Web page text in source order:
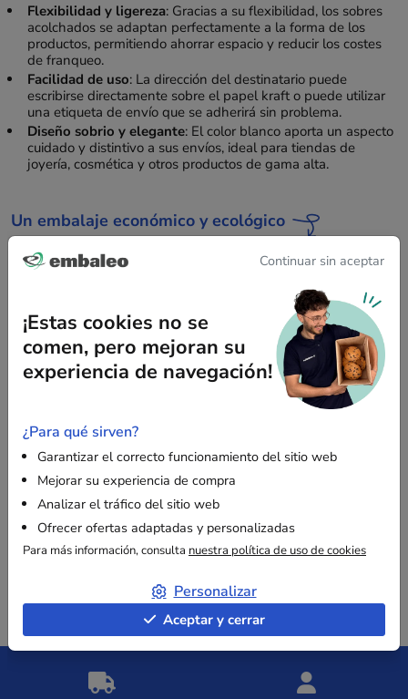
Flexibilidad y ligereza: Gracias a su flexibilidad, los sobres
acolchados se adaptan perfectamente a la forma de los
productos, permitiendo ahorrar espacio y reducir los costes
de franqueo.
Facilidad de uso: La dirección del destinatario puede
escribirse directamente sobre el papel kraft o puede utilizar
una etiqueta de envío que se adherirá sin problema.
Diseño sobrio y elegante: El color blanco aporta un aspecto
cuidado y distintivo a sus envíos, ideal para tiendas de
joyería, cosmética y otros productos de gama alta.
Un embalaje económico y ecológico
Los sobres acolchados blancos también permiten optimizar el
espacio de almacenamiento, ya que son extremadamente
planos cuando están vacíos, lo que facilita guardar una gran
cantidad en un espacio reducido.
¿El valor añadido?Nuestros sobres acolchados blancos están
fabricados con materiales respetuosos con el medio ambiente.
film interior de burbujas está compuesto por un 91 % de
materiales reciclados. Además, son100 % reciclables
tiene queseparar el papel kraft del film de burbujas
depositarlos en los contenedores de reciclaje correspondientes.
Continuar sin aceptar
¡Estas cookies no se
comen, pero mejoran su
experiencia de navegación!
¿Para qué sirven?
Garantizar el correcto funcionamiento del sitio web
Mejorar su experiencia de compra
Analizar el tráfico del sitio web
Ofrecer ofertas adaptadas y personalizadas
Para más información, consulta nuestra política de uso de cookies
Personalizar
Aceptar y cerrar